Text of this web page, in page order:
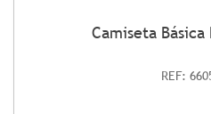
Camiseta
REF: